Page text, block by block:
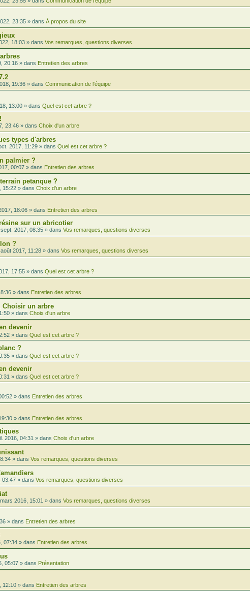
23:35 » dans À propos du site
18:03 » dans Vos remarques, questions diverses
20:16 » dans Entretien des arbres
19:36 » dans Communication de l'équipe
13:00 » dans Quel est cet arbre ?
23:46 » dans Choix d'un arbre
types d'arbres
2017, 11:29 » dans Quel est cet arbre ?
palmier ?
00:07 » dans Entretien des arbres
petanque ?
15:22 » dans Choix d'un arbre
18:06 » dans Entretien des arbres
sur un abricotier
2017, 08:35 » dans Vos remarques, questions diverses
?
2017, 11:28 » dans Vos remarques, questions diverses
17:55 » dans Quel est cet arbre ?
» dans Entretien des arbres
Choisir un arbre
» dans Choix d'un arbre
devenir
» dans Quel est cet arbre ?
?
» dans Quel est cet arbre ?
devenir
» dans Quel est cet arbre ?
» dans Entretien des arbres
» dans Entretien des arbres
2016, 04:31 » dans Choix d'un arbre
» dans Vos remarques, questions diverses
03:47 » dans Vos remarques, questions diverses
2016, 15:01 » dans Vos remarques, questions diverses
» dans Entretien des arbres
07:34 » dans Entretien des arbres
05:07 » dans Présentation
12:10 » dans Entretien des arbres